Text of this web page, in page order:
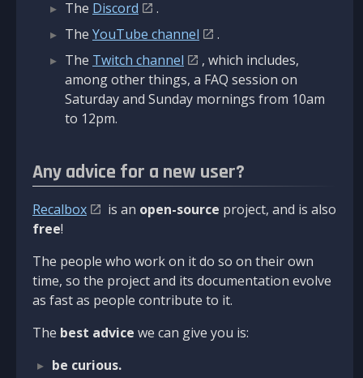
The Discord
.
The YouTube channel
.
The Twitch channel
, which includes,
among other things, a FAQ session on
Saturday and Sunday mornings from 10am
to 12pm.
Any advice for a new user?
Recalbox is an open-source project, and is also
free!
The people who work on it do so on their own
time, so the project and its documentation evolve
as fast as people contribute to it.
The best advice we can give you is:
be curious.